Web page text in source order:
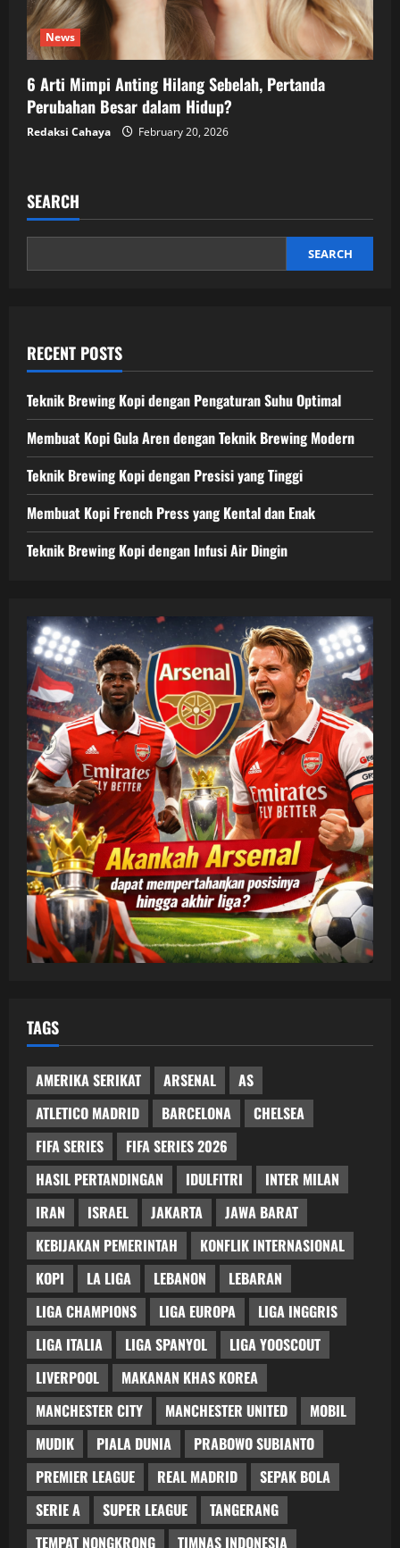
News
6 Arti Mimpi Anting Hilang Sebelah, Pertanda
Perubahan Besar dalam Hidup?
Redaksi Cahaya February 20, 2026
SEARCH
SEARCH
RECENT POSTS
Teknik Brewing Kopi dengan Pengaturan Suhu Optimal
Membuat Kopi Gula Aren dengan Teknik Brewing Modern
Teknik Brewing Kopi dengan Presisi yang Tinggi
Membuat Kopi French Press yang Kental dan Enak
Teknik Brewing Kopi dengan Infusi Air Dingin
TAGS
AMERIKA SERIKAT ARSENAL
AS
ATLETICO MADRID
BARCELONA
CHELSEA
FIFA SERIES
FIFA SERIES 2026
HASIL PERTANDINGAN
IDULFITRI
INTER MILAN
IRAN
ISRAEL JAKARTA
JAWA BARAT
KEBIJAKAN PEMERINTAH
KONFLIK INTERNASIONAL
KOPI
LA LIGA LEBANON
LEBARAN
LIGA CHAMPIONS
LIGA EUROPA
LIGA INGGRIS
LIGA ITALIA
LIGA SPANYOL
LIGA YOOSCOUT
LIVERPOOL
MAKANAN KHAS KOREA
MANCHESTER CITY
MANCHESTER UNITED
MOBIL
MUDIK
PIALA DUNIA
PRABOWO SUBIANTO
PREMIER LEAGUE
REAL MADRID
SEPAK BOLA
SERIE A
SUPER LEAGUE
TANGERANG
TEMPAT NONGKRONG
TIMNAS INDONESIA